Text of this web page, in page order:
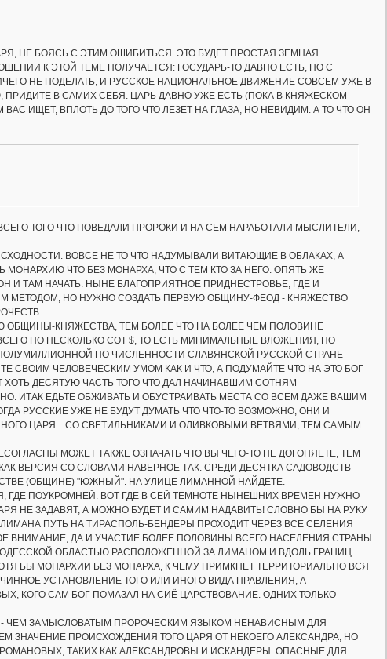
НЕ БОЯСЬ С ЭТИМ ОШИБИТЬСЯ. ЭТО БУДЕТ ПРОСТАЯ ЗЕМНАЯ
К ЭТОЙ ТЕМЕ ПОЛУЧАЕТСЯ: ГОСУДАРЬ-ТО ДАВНО ЕСТЬ, НО С
НЕ ПОДЕЛАТЬ, И РУССКОЕ НАЦИОНАЛЬНОЕ ДВИЖЕНИЕ СОВСЕМ УЖЕ В
ПРИДИТЕ В САМИХ СЕБЯ. ЦАРЬ ДАВНО УЖЕ ЕСТЬ (ПОКА В КНЯЖЕСКОМ
ИЩЕТ, ВПЛОТЬ ДО ТОГО ЧТО ЛЕЗЕТ НА ГЛАЗА, НО НЕВИДИМ. А ТО ЧТО ОН
ТОГО ЧТО ПОВЕДАЛИ ПРОРОКИ И НА СЕМ НАРАБОТАЛИ МЫСЛИТЕЛИ,
ВОВСЕ НЕ ТО ЧТО НАДУМЫВАЛИ ВИТАЮЩИЕ В ОБЛАКАХ, А
ЧТО БЕЗ МОНАРХА, ЧТО С ТЕМ КТО ЗА НЕГО. ОПЯТЬ ЖЕ
И ТАМ НАЧАТЬ. НЫНЕ БЛАГОПРИЯТНОЕ ПРИДНЕСТРОВЬЕ, ГДЕ И
МЕТОДОМ, НО НУЖНО СОЗДАТЬ ПЕРВУЮ ОБЩИНУ-ФЕОД - КНЯЖЕСТВО
КНЯЖЕСТВА, ТЕМ БОЛЕЕ ЧТО НА БОЛЕЕ ЧЕМ ПОЛОВИНЕ
ПО НЕСКОЛЬКО СОТ $, ТО ЕСТЬ МИНИМАЛЬНЫЕ ВЛОЖЕНИЯ, НО
ПО ЧИСЛЕННОСТИ СЛАВЯНСКОЙ РУССКОЙ СТРАНЕ
СВОИМ ЧЕЛОВЕЧЕСКИМ УМОМ КАК И ЧТО, А ПОДУМАЙТЕ ЧТО НА ЭТО БОГ
ДЕСЯТУЮ ЧАСТЬ ТОГО ЧТО ДАЛ НАЧИНАВШИМ СОТНЯМ
ИТАК ЕДЬТЕ ОБЖИВАТЬ И ОБУСТРАИВАТЬ МЕСТА СО ВСЕМ ДАЖЕ ВАШИМ
РУССКИЕ УЖЕ НЕ БУДУТ ДУМАТЬ ЧТО ЧТО-ТО ВОЗМОЖНО, ОНИ И
ЦАРЯ... СО СВЕТИЛЬНИКАМИ И ОЛИВКОВЫМИ ВЕТВЯМИ, ТЕМ САМЫМ
МОЖЕТ ТАКЖЕ ОЗНАЧАТЬ ЧТО ВЫ ЧЕГО-ТО НЕ ДОГОНЯЕТЕ, ТЕМ
ВЕРСИЯ СО СЛОВАМИ НАВЕРНОЕ ТАК. СРЕДИ ДЕСЯТКА САДОВОДСТВ
(ОБЩИНЕ) "ЮЖНЫЙ". НА УЛИЦЕ ЛИМАННОЙ НАЙДЕТЕ.
ПОУКРОМНЕЙ. ВОТ ГДЕ В СЕЙ ТЕМНОТЕ НЫНЕШНИХ ВРЕМЕН НУЖНО
НЕ ЗАДАВЯТ, А МОЖНО БУДЕТ И САМИМ НАДАВИТЬ! СЛОВНО БЫ НА РУКУ
ПУТЬ НА ТИРАСПОЛЬ-БЕНДЕРЫ ПРОХОДИТ ЧЕРЕЗ ВСЕ СЕЛЕНИЯ
ВНИМАНИЕ, ДА И УЧАСТИЕ БОЛЕЕ ПОЛОВИНЫ ВСЕГО НАСЕЛЕНИЯ СТРАНЫ.
ОБЛАСТЬЮ РАСПОЛОЖЕННОЙ ЗА ЛИМАНОМ И ВДОЛЬ ГРАНИЦ.
БЫ МОНАРХИИ БЕЗ МОНАРХА, К ЧЕМУ ПРИМКНЕТ ТЕРРИТОРИАЛЬНО ВСЯ
УСТАНОВЛЕНИЕ ТОГО ИЛИ ИНОГО ВИДА ПРАВЛЕНИЯ, А
КОГО САМ БОГ ПОМАЗАЛ НА СИЁ ЦАРСТВОВАНИЕ. ОДНИХ ТОЛЬКО
- ЧЕМ ЗАМЫСЛОВАТЫМ ПРОРОЧЕСКИМ ЯЗЫКОМ НЕНАВИСНЫМ ДЛЯ
ЗНАЧЕНИЕ ПРОИСХОЖДЕНИЯ ТОГО ЦАРЯ ОТ НЕКОЕГО АЛЕКСАНДРА, НО
ТАКИХ КАК АЛЕКСАНДРОВЫ И ИСКАНДЕРЫ. ОПАСНЫЕ ДЛЯ